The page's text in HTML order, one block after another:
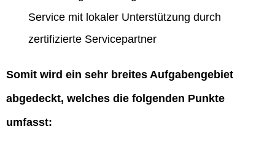
Service mit lokaler Unterstützung durch
zertifizierte Servicepartner
Somit wird ein sehr breites Aufgabengebiet
abgedeckt, welches die folgenden Punkte
umfasst: